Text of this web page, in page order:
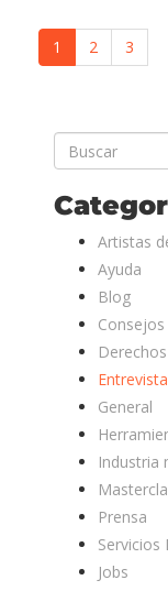
1 2 3
Artistas
Ayuda
Blog
General
Industria
Prensa
Servicios
Jobs